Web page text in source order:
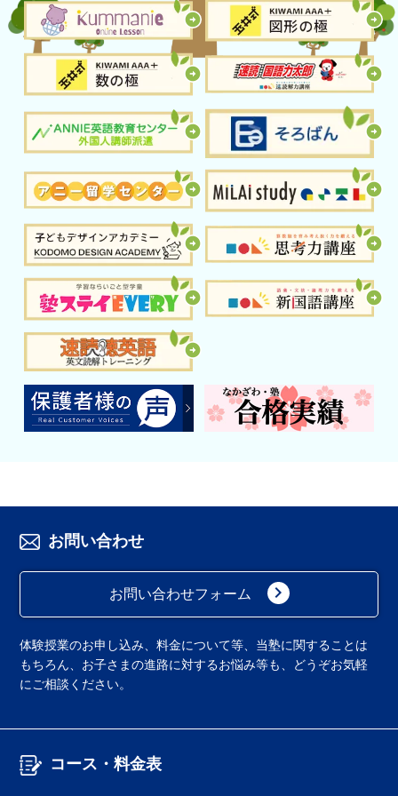
お問い合わせ
お問い合わせフォーム keyboard_arrow_right
体験授業のお申し込み、料金について等、当塾に関することは
もちろん、お子さまの進路に対するお悩み等も、どうぞお気軽
にご相談ください。
コース・料金表